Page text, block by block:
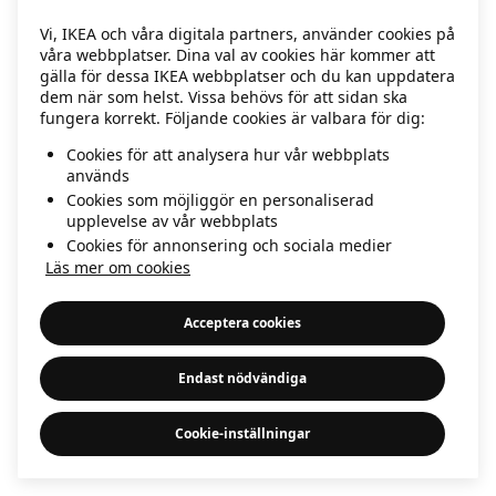
information)
Vi, IKEA och våra digitala partners, använder cookies på
våra webbplatser. Dina val av cookies här kommer att
gälla för dessa IKEA webbplatser och du kan uppdatera
dem när som helst. Vissa behövs för att sidan ska
fungera korrekt. Följande cookies är valbara för dig:
Cookies för att analysera hur vår webbplats
används
Cookies som möjliggör en personaliserad
upplevelse av vår webbplats
Cookies för annonsering och sociala medier
Läs mer om cookies
Acceptera cookies
Endast nödvändiga
Cookie-inställningar